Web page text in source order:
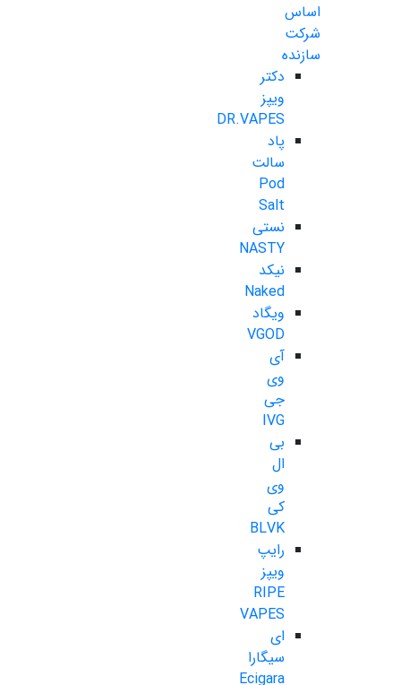
اساس
شرکت
سازنده
دکتر
ویپز
DR.VAPES
پاد
سالت
Pod
Salt
نستی
NASTY
نیکد
Naked
ویگاد
VGOD
آی
وی
جی
IVG
بی
ال
وی
کی
BLVK
رایپ
ویپز
RIPE
VAPES
ای
سیگارا
Ecigara